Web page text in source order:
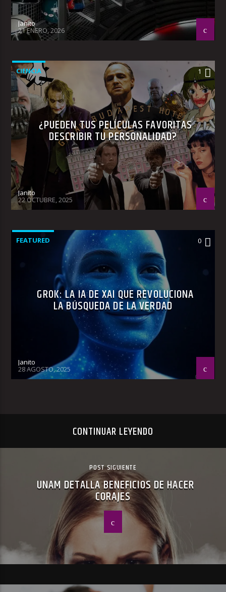
Janito
21 ENERO, 2026
CIENCIA 1
¿PUEDEN TUS PELÍCULAS FAVORITAS
DESCRIBIR TU PERSONALIDAD?
Janito
22 OCTUBRE, 2025
FEATURED 0
GROK: LA IA DE XAI QUE REVOLUCIONA
LA BÚSQUEDA DE LA VERDAD
Janito
28 AGOSTO, 2025
CONTINUAR LEYENDO
POST SIGUIENTE
UNAM DETALLA BENEFICIOS DE HACER
CORAJES